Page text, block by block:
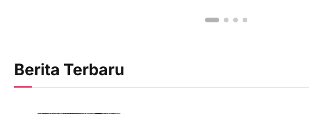
Berita Terbaru